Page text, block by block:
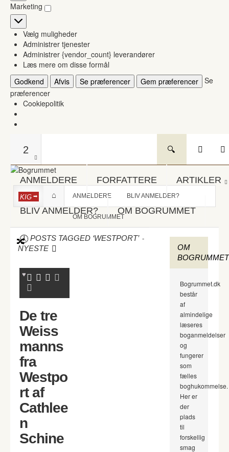
Marketing
Marketing
Vælg muligheder
Administrer tjenester
Administrer {vendor_count} leverandører
Læs mere om disse formål
Godkend
Afvis Se præferencer Gem præferencer Se
præferencer
Cookiepolitik
2
ANMELDERE FORFATTERE ARTIKLER
BLIV ANMELDER? OM BOGRUMMET
KIG ANMELDERE BLIV ANMELDER?
OM BOGRUMMET
POSTS TAGGED ‘WESTPORT’ -
NYESTE
De tre
Weiss
manns
fra
Westpo
rt af
Cathlee
n
Schine
OM
BOGRUMMET
Bogrummet.dk
består
af
almindelige
læseres
boganmeldelser
og
fungerer
som
fælles
boghukommelse.
Her er
der
plads
til
forskellig
smag